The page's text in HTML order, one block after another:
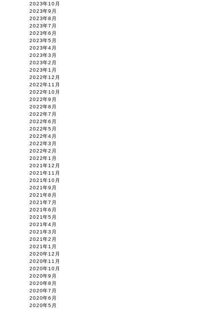
2023年10月
2023年9月
2023年8月
2023年7月
2023年6月
2023年5月
2023年4月
2023年3月
2023年2月
2023年1月
2022年12月
2022年11月
2022年10月
2022年9月
2022年8月
2022年7月
2022年6月
2022年5月
2022年4月
2022年3月
2022年2月
2022年1月
2021年12月
2021年11月
2021年10月
2021年9月
2021年8月
2021年7月
2021年6月
2021年5月
2021年4月
2021年3月
2021年2月
2021年1月
2020年12月
2020年11月
2020年10月
2020年9月
2020年8月
2020年7月
2020年6月
2020年5月